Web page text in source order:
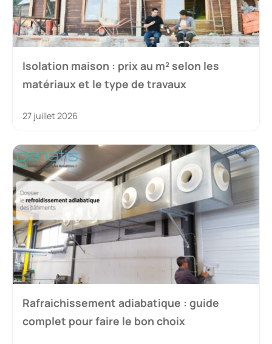
Isolation maison : prix au m² selon les
matériaux et le type de travaux
27 juillet 2026
Rafraichissement adiabatique : guide
complet pour faire le bon choix